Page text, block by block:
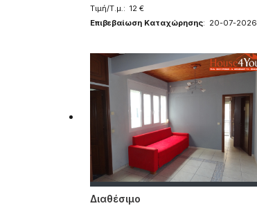
Τιμή/Τ.μ.: 12 €
Επιβεβαίωση Καταχώρησης: 20-07-2026
Διαθέσιμο